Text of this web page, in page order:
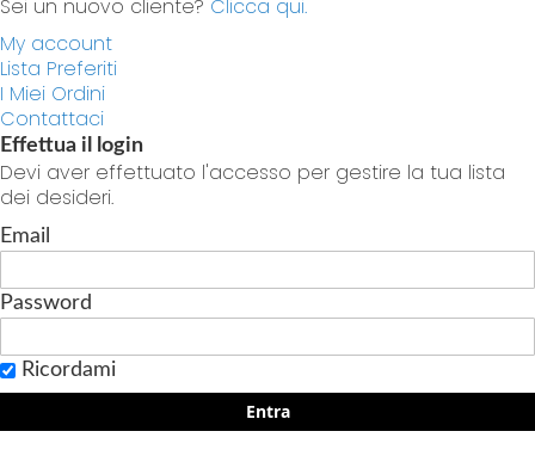
Sei un nuovo cliente? Clicca qui.
My account
Lista Preferiti
I Miei Ordini
Contattaci
Effettua il login
Devi aver effettuato l'accesso per gestire la tua lista
dei desideri.
Email
Password
Ricordami
Entra